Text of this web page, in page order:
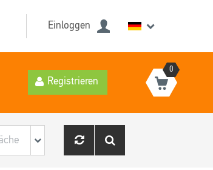
Einloggen
Registrieren
0